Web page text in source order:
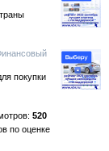
покупки
520
по оценке